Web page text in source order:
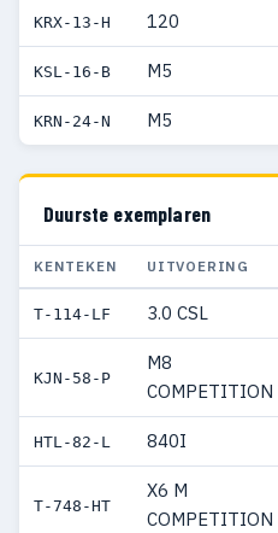
KRX-13-H 120
KSL-16-B M5
KRN-24-N M5
Duurste exemplaren
KENTEKEN UITVOERING
T-114-LF 3.0 CSL
KJN-58-P
M8
COMPETITION
HTL-82-L 840I
T-748-HT
X6 M
COMPETITION